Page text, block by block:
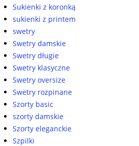
Sukienki z koronką
sukienki z printem
swetry
Swetry damskie
Swetry długie
Swetry klasyczne
Swetry oversize
Swetry rozpinane
Szorty basic
szorty damskie
Szorty eleganckie
Szpilki